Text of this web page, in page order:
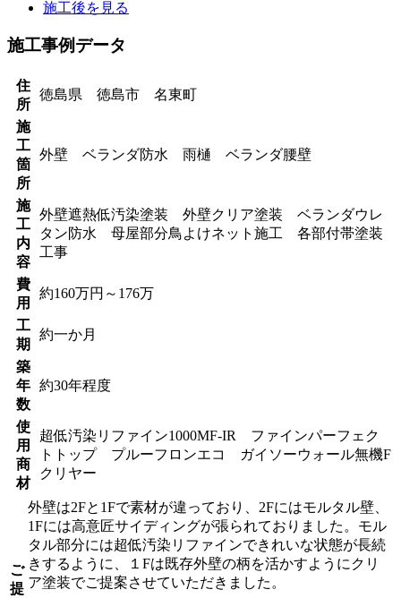
施工後を見る
施工事例データ
住
所
徳島県 徳島市 名東町
施
工
箇
所
外壁 ベランダ防水 雨樋 ベランダ腰壁
施
工
内
容
外壁遮熱低汚染塗装 外壁クリア塗装 ベランダウレ
タン防水 母屋部分鳥よけネット施工 各部付帯塗装
工事
費
用
約160万円～176万
工
期
約一か月
築
年
数
約30年程度
使
用
商
材
超低汚染リファイン1000MF-IR ファインパーフェク
トトップ プルーフロンエコ ガイソーウォール無機F
クリヤー
ご
提
外壁は2Fと1Fで素材が違っており、2Fにはモルタル壁、
1Fには高意匠サイディングが張られておりました。モル
タル部分には超低汚染リファインできれいな状態が長続
きするように、１Fは既存外壁の柄を活かすようにクリ
ア塗装でご提案させていただきました。